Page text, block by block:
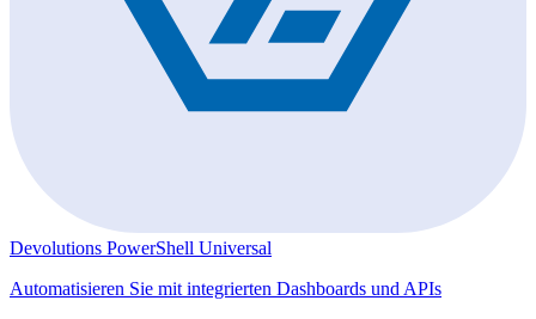
Devolutions PowerShell Universal
Automatisieren Sie mit integrierten Dashboards und APIs